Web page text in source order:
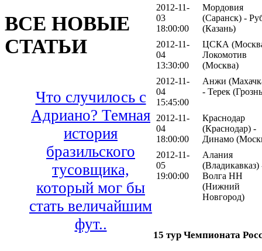
ВСЕ НОВЫЕ
СТАТЬИ
Что случилось с
Адриано? Темная
история
бразильского
тусовщика,
который мог бы
стать величайшим
фут..
2012-11-
03
18:00:00
Мордовия
(Саранск) -
(Казань)
2012-11-
04
13:30:00
ЦСКА
Локомотив
(Москва)
2012-11-
04
15:45:00
Анжи
- Терек
2012-11-
04
18:00:00
Краснодар
(Краснодар) -
Динамо
2012-11-
05
19:00:00
Алания
(Владикавказ)
Волга НН
(Нижний
Новгород)
15 тур Чемпионата